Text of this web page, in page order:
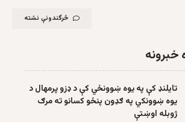
څرگندونې نشته
خبرونه
تایلنډ کې په یوه ښوونځي کې د ډزو پرمهال د
یوه ښوونکي په ګډون پنځو کسانو ته مرګ
ژوبله اوښتې